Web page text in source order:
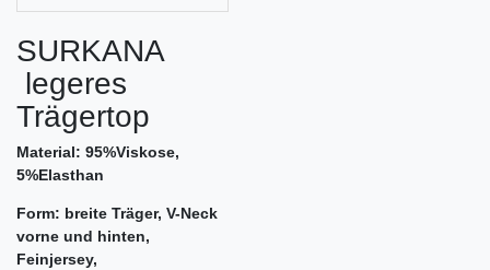
SURKANA
legeres
Trägertop
Material: 95%Viskose,
5%Elasthan
Form: breite Träger, V-Neck
vorne und hinten,
Feinjersey,